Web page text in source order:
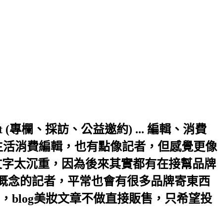
(專欄、採訪、公益邀約) ... 編輯、消費
消費編輯，也有點像記者，但感覺更像
太沉重，因為後來其實都有在接幫品牌
念的記者，平常也會有很多品牌寄東西
blog美妝文章不做直接販售，只希望投